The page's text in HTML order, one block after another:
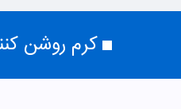
کرم روشن